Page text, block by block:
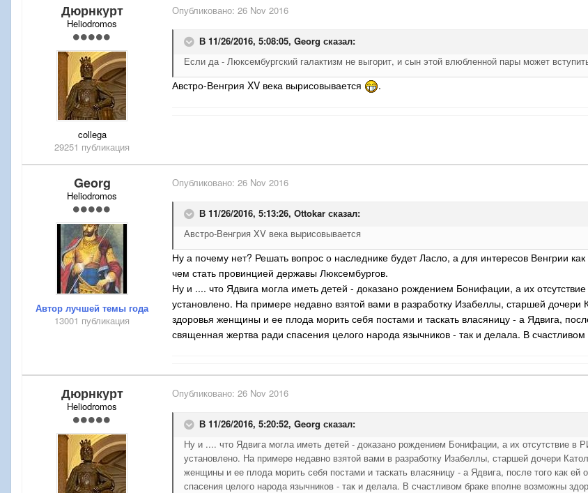
Дюрнкурт
Heliodromos
collega
29251 публикация
Опубликовано: 26 Nov 2016
В 11/26/2016, 5:08:05, Georg сказал:
Если да - Люксембургский галактизм не выгорит, и сын этой влюбленной пары может
Австро-Венгрия XV века вырисовывается .
Georg
Heliodromos
Автор лучшей темы года
13001 публикация
Опубликовано: 26 Nov 2016
В 11/26/2016, 5:13:26, Ottokar сказал:
Австро-Венгрия XV века вырисовывается
Ну а почему нет? Решать вопрос о наследнике будет Ласло, а для интересов Венгрии
чем стать провинцией державы Люксембургов.
Ну и .... что Ядвига могла иметь детей - доказано рождением Бонифации, а их
установлено. На примере недавно взятой вами в разработку Изабеллы, старшей дочери
здоровья женщины и ее плода морить себя постами и таскать власяницу - а Ядвига,
священная жертва ради спасения целого народа язычников - так и делала. В
Дюрнкурт
Heliodromos
Опубликовано: 26 Nov 2016
В 11/26/2016, 5:20:52, Georg сказал:
Ну и .... что Ядвига могла иметь детей - доказано рождением Бонифации, а их отсутствие
установлено. На примере недавно взятой вами в разработку Изабеллы, старшей дочери
женщины и ее плода морить себя постами и таскать власяницу - а Ядвига, после того как
спасения целого народа язычников - так и делала. В счастливом браке вполне возможны